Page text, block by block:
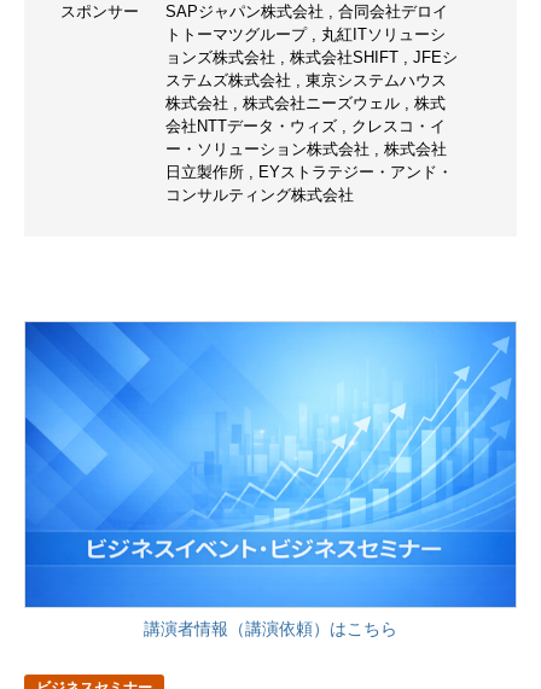
スポンサー SAPジャパン株式会社
合同会社デロイ
トトーマツグループ, 丸紅ITソリューシ
ョンズ株式会社
株式会社SHIFT
JFEシ
ステムズ株式会社
東京システムハウス
株式会社
株式会社ニーズウェル
株式
会社NTTデータ・ウィズ
クレスコ・イ
ー・ソリューション株式会社
株式会社
日立製作所
EYストラテジー・アンド・
コンサルティング株式会社
講演者情報（講演依頼）はこちら